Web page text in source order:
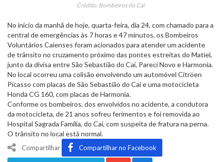
Crédito: Bombeiros do Caí
No início da manhã de hoje, quarta-feira, dia 24, com chamado para a
central de emergências às 7 horas e 47 minutos, os Bombeiros
Voluntários Caienses foram acionados para atender um acidente
de trânsito no cruzamento próximo das pontes estreitas do Matiel,
junto da divisa entre São Sebastião do Caí, Pareci Novo e Harmonia.
No local ocorreu uma colisão envolvendo um automóvel Citröen
Picasso com placas de São Sebastião do Caí e uma motocicleta
Honda CG 160, com placas de Harmonia.
Conforme os bombeiros, dos envolvidos no acidente, a condutora
da motocicleta, de 21 anos sofreu ferimentos e foi removida ao
Hospital Sagrada Família, do Caí, com suspeita de fratura na perna.
O trânsito no local está normal.
Compartilhar Compartilhar no Facebook